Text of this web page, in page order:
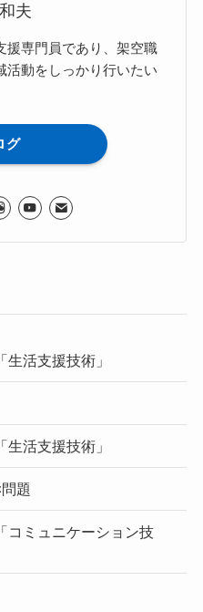
夫
援専門員であり、架空職
活動をしっかり行いたい
グ
活支援技術」
活支援技術」
題
コミュニケーション技